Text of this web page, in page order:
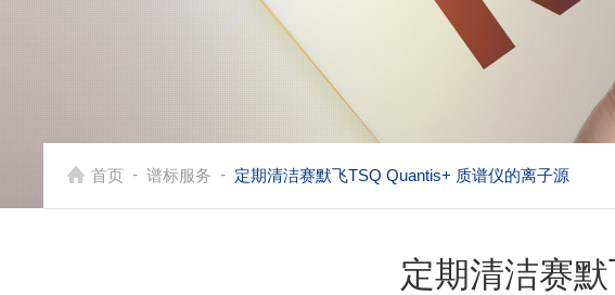
首页 - 谱标服务 - 定期清洁赛默飞TSQ Quantis+ 质谱仪的离子源
定期清洁赛